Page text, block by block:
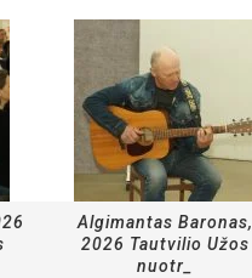
Algimantas Baronas,
2026 Tautvilio Užos
nuotr_